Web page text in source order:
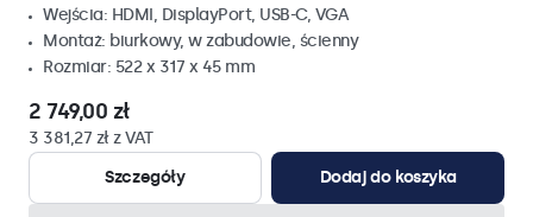
Wejścia: HDMI, DisplayPort, USB-C, VGA
Montaż: biurkowy, w zabudowie, ścienny
Rozmiar: 522 x 317 x 45 mm
2 749,00 zł
3 381,27 zł z VAT
Szczegóły
Dodaj do koszyka